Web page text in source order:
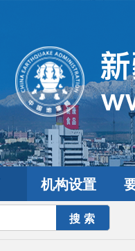
机构设置
地震常识